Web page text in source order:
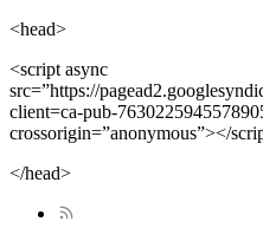
<head>
<script async
src=”https://
client=ca-pub-
crossorigin=”anonymous”></
</head>